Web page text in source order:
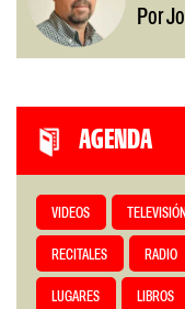
Por
AGENDA
VIDEOS TELEVISIÓN
RECITALES RADIO
LUGARES LIBROS